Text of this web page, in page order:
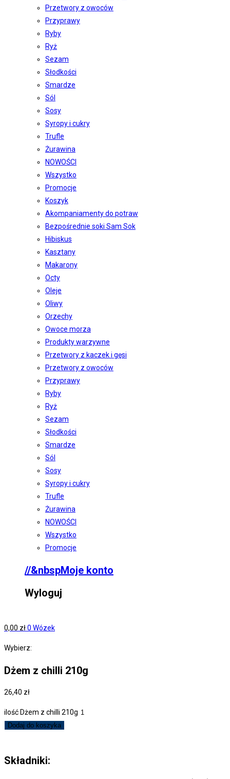
Przetwory z owoców
Przyprawy
Ryby
Ryż
Sezam
Słodkości
Smardze
Sól
Sosy
Syropy i cukry
Trufle
Żurawina
NOWOŚCI
Wszystko
Promocje
Koszyk
Akompaniamenty do potraw
Bezpośrednie soki Sam Sok
Hibiskus
Kasztany
Makarony
Octy
Oleje
Oliwy
Orzechy
Owoce morza
Produkty warzywne
Przetwory z kaczek i gęsi
Przetwory z owoców
Przyprawy
Ryby
Ryż
Sezam
Słodkości
Smardze
Sól
Sosy
Syropy i cukry
Trufle
Żurawina
NOWOŚCI
Wszystko
Promocje
//&nbspMoje konto
Wyloguj
0,00 zł0 Wózek
Wybierz:
Dżem z chilli 210g
26,40 zł
ilość Dżem z chilli 210g
Dodaj do koszyka
Składniki: